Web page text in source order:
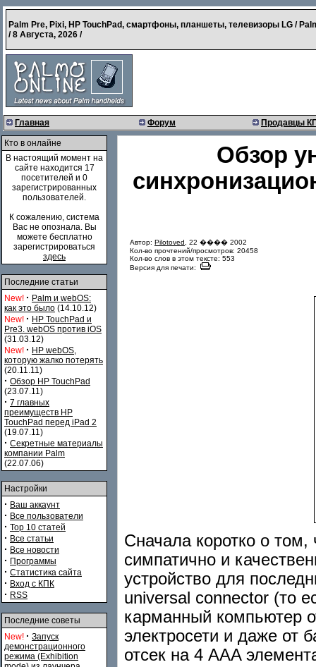
Palm Pre, Pixi, HP TouchPad, смартфоны, планшеты, телевизоры LG /
/8 Августа, 2026 /
Главная Форум Продавцы
Кто в онлайне
В настоящий момент на
сайте находится 17
посетителей и 0
зарегистрированных
пользователей.
К сожалению, система
Вас не опознала. Вы
можете бесплатно
зарегистрироваться
здесь
Последние статьи
New! · Palm и webOS:
как это было (14.10.12)
New! · HP TouchPad и
Pre3. webOS против iOS
(31.03.12)
New! · HP webOS,
которую жалко потерять
(20.11.11)
· Обзор HP TouchPad
(23.07.11)
· 7 главных
преимуществ HP
TouchPad перед iPad 2
(19.07.11)
· Секретные материалы
компании Palm
(22.07.06)
Настройки
· Ваш аккаунт
· Все пользователи
· Top 10 статей
· Все статьи
· Все новости
· Программы
· Статистика сайта
· Вход с КПК
· RSS
Последние советы
New! · Запуск
демонстрационного
режима (Exhibition
Обзор
Автор: Pilotoved , 22 ���� 2002
Кол-во прочтений/просмотров: 20458
Кол-во слов в этом тексте: 553
Версия для печати:
Сначала коротко о том,
симпатично и
устройство для
universal connector (то
карманный компьютер
электросети и даже от
отсек на 4 AAA